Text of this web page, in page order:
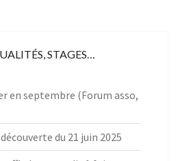
STAGES…
en septembre (Forum asso,
du 21 juin 2025